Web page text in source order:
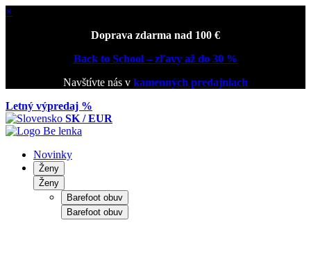
×
Doprava zdarma nad 100 €
Back to School – zľavy až do 30 %
Navštívte nás v kamenných predajniach
Letný výpredaj %
SK / EUR
Novinky
Ženy
Ženy
Barefoot obuv
Barefoot obuv